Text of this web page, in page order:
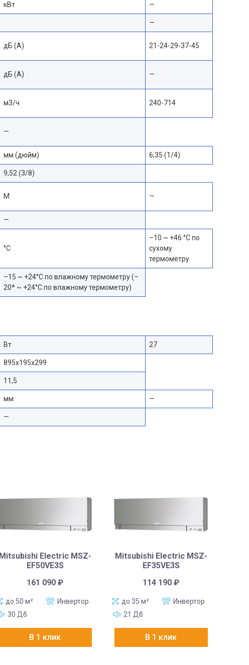
кВт —
—
дБ (А) 21-24-29-37-45
дБ (А) —
м3/ч 240-714
—
мм (дюйм) 6,35 (1/4)
9,52 (3/8)
М —
—
°С
–10 ~ +46 °C по
сухому
термометру
–15 ~ +24°C по влажному термометру (–
20* ~ +24°C по влажному термометру)
Вт 27
895x195x299
11,5
мм —
—
Mitsubishi Electric MSZ-
EF50VE3S
161 090₽
до 50 м²
Инвертор
30 Дб
В 1 клик
Mitsubishi Electric MSZ-
EF35VE3S
114 190₽
до 35 м²
Инвертор
21 Дб
В 1 клик